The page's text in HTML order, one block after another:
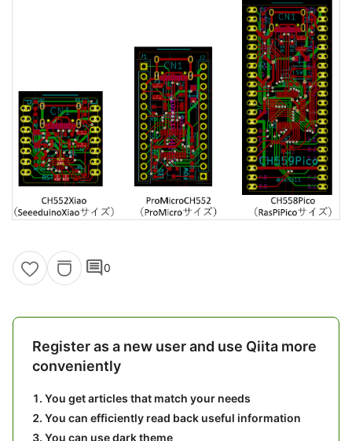
comment0
Register as a new user and use Qiita more
conveniently
You get articles that match your needs
You can efficiently read back useful information
You can use dark theme